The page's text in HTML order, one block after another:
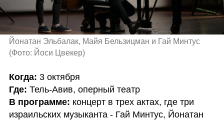
Йонатан Эльбалак, Майя Бельзицман и Гай Минтус
(Фото: Йоси Цвекер)
Когда:
Где:
Тель-Авив, оперный театр
В программе: концерт в трех актах, где три
израильских музыканта - Гай Минтус, Йонатан